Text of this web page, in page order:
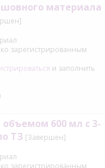
материала
зарегистрированным
и заполнить
600 мл с 3-
ТЗ [Завершен]
зарегистрированным